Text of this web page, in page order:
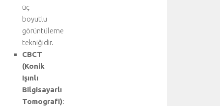
üç
boyutlu
görüntüleme
tekniğidir.
CBCT
(Konik
Işınlı
Bilgisayarlı
Tomografi):